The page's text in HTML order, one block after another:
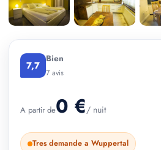
7,7 Bien
7 avis
A partir de0 €/ nuit
Tres demande a Wuppertal